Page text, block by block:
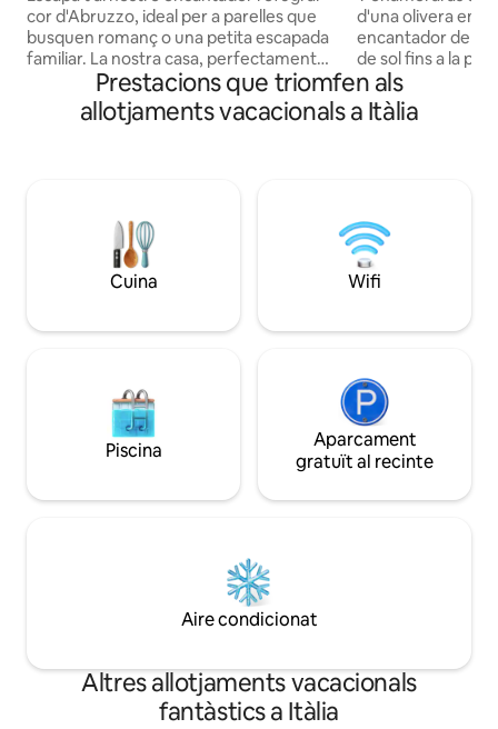
cor d'Abruzzo, ideal per a parelles que
busquen romanç o una petita escapada
familiar. La nostra casa, perfectament
situada entre el mar i les muntanyes,
ofereix un entorn natural impressionant.
Gaudeix d'equipaments i serveis
Participa amb la natura i coneix els
nostres simpàtics animals de granja:
cabres, gallines, ànecs, gats i el nostre
adorable gos.
d'una olivera
encantador de
de sol fins a la posta
antiga casa de
en un lloc
privilegiada i
volen submergir-
en contacte amb
territori i omplir
Prestacions que triomfen als
allotjaments vacacionals a Itàlia
Cuina Wifi
Piscina
Aparcament
gratuït al recinte
Aire condicionat
Altres allotjaments vacacionals
fantàstics a Itàlia